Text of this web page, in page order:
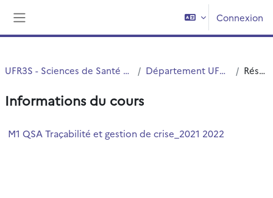
Connexion
UFR3S - Sciences de Santé et du Sport Département UFR3S - ILIS Résumé
Informations du cours
M1 QSA Traçabilité et gestion de crise_2021 2022